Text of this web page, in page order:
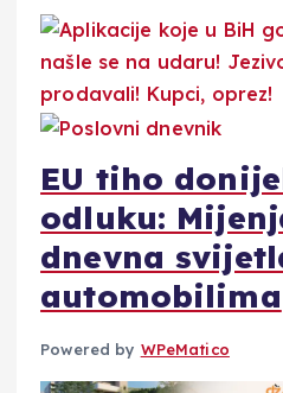
EU tiho
odluku:
dnevna
automobilima
Powered by WPeMatico